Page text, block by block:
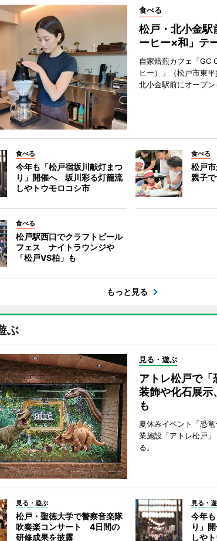
食べる
松戸・北小金
ーヒー×和」テ
自家焙煎カフェ「GC
ヒー）」（松戸市東
北小金駅前にオープン
食べる
今年も「松戸宿坂川献灯まつ
り」開催へ 坂川彩る灯籠流
しやトウモロコシ市
食べる
松戸
親子
食べる
松戸駅西口でクラフトビール
フェス ナイトラウンジや
「松戸VS柏」も
もっと見る
ぶ
見る・遊ぶ
アトレ松戸で
装飾や化石展示
も
夏休みイベント「恐
業施設「アトレ松戸
る。
見る・遊ぶ
松戸・聖徳大学で警察音楽隊
吹奏楽コンサート 4日間の
研修成果を披露
見る・
今年
り」
しや